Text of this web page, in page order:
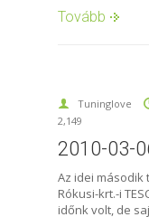
Tovább
Tuninglove
2,149
2010-03-
Az idei második
Rókusi-krt.-i
időnk volt, de